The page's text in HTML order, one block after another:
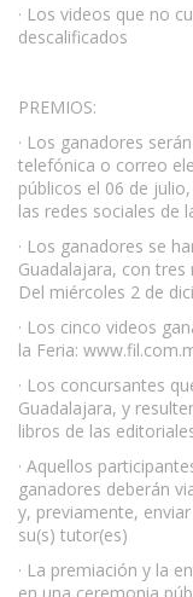
· Los videos que no
descalificados
PREMIOS:
· Los ganadores
telefónica o correo
públicos el 06 de
las redes sociales de
· Los ganadores se
Guadalajara, con
Del miércoles 2 de
· Los cinco videos
la Feria:
· Los concursantes
Guadalajara, y
libros de las
· Aquellos
ganadores deberán
y, previamente,
su(s) tutor(es)
· La premiación y la
en una ceremonia